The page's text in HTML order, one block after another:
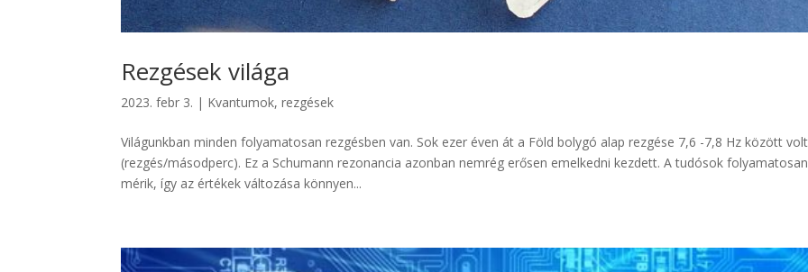
Rezgések világa
2023. febr 3. | Kvantumok, rezgések
Világunkban minden folyamatosan rezgésben van. Sok ezer éven át a Föld bolygó alap rezgése 7,6 -7,8 Hz között volt
(rezgés/másodperc). Ez a Schumann rezonancia azonban nemrég erősen emelkedni kezdett. A tudósok folyamatosan
mérik, így az értékek változása könnyen...